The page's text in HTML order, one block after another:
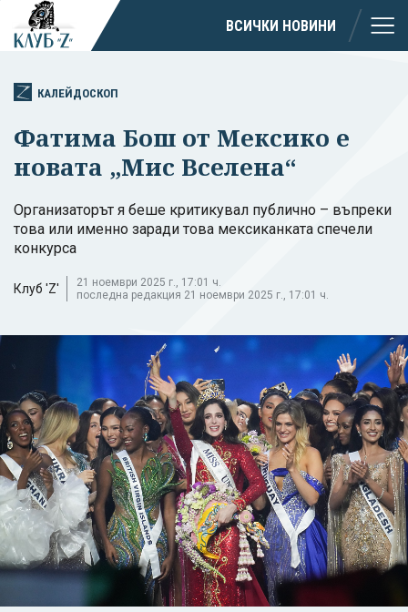
ВСИЧКИ НОВИНИ
КАЛЕЙДОСКОП
Фатима Бош от Мексико е
новата „Мис Вселена“
Организаторът я беше критикувал публично – въпреки
това или именно заради това мексиканката спечели
конкурса
Клуб 'Z'
21 ноември 2025 г., 17:01 ч.
последна редакция 21 ноември 2025 г., 17:01 ч.